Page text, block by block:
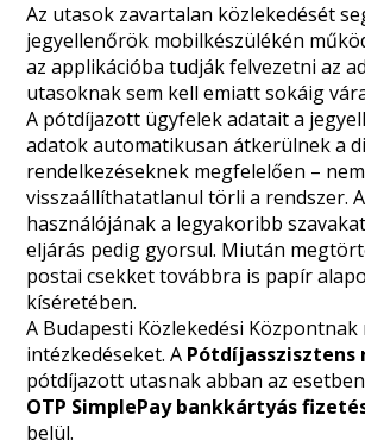
Az utasok zavartalan közlekedését
jegyellenőrök mobilkészülékén
az applikációba tudják felvezetni az
utasoknak sem kell emiatt sokáig
A pótdíjazott ügyfelek adatait a
adatok automatikusan átkerülnek a
rendelkezéseknek megfelelően –
visszaállíthatatlanul törli a rendszer.
használójának a legyakoribb
eljárás pedig gyorsul. Miután
postai csekket továbbra is papír
kíséretében.
A Budapesti Közlekedési
intézkedéseket. A Pótdíjasszisztens
pótdíjazott utasnak abban az
OTP SimplePay bankkártyás
belül.